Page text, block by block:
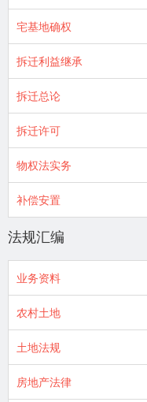
宅基地确权
拆迁利益继承
拆迁总论
拆迁许可
物权法实务
补偿安置
法规汇编
业务资料
农村土地
土地法规
房地产法律